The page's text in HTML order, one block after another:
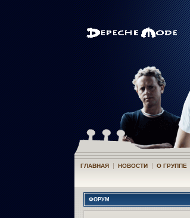
ГЛАВНАЯ | НОВОСТИ | О ГРУППЕ
ФОРУМ